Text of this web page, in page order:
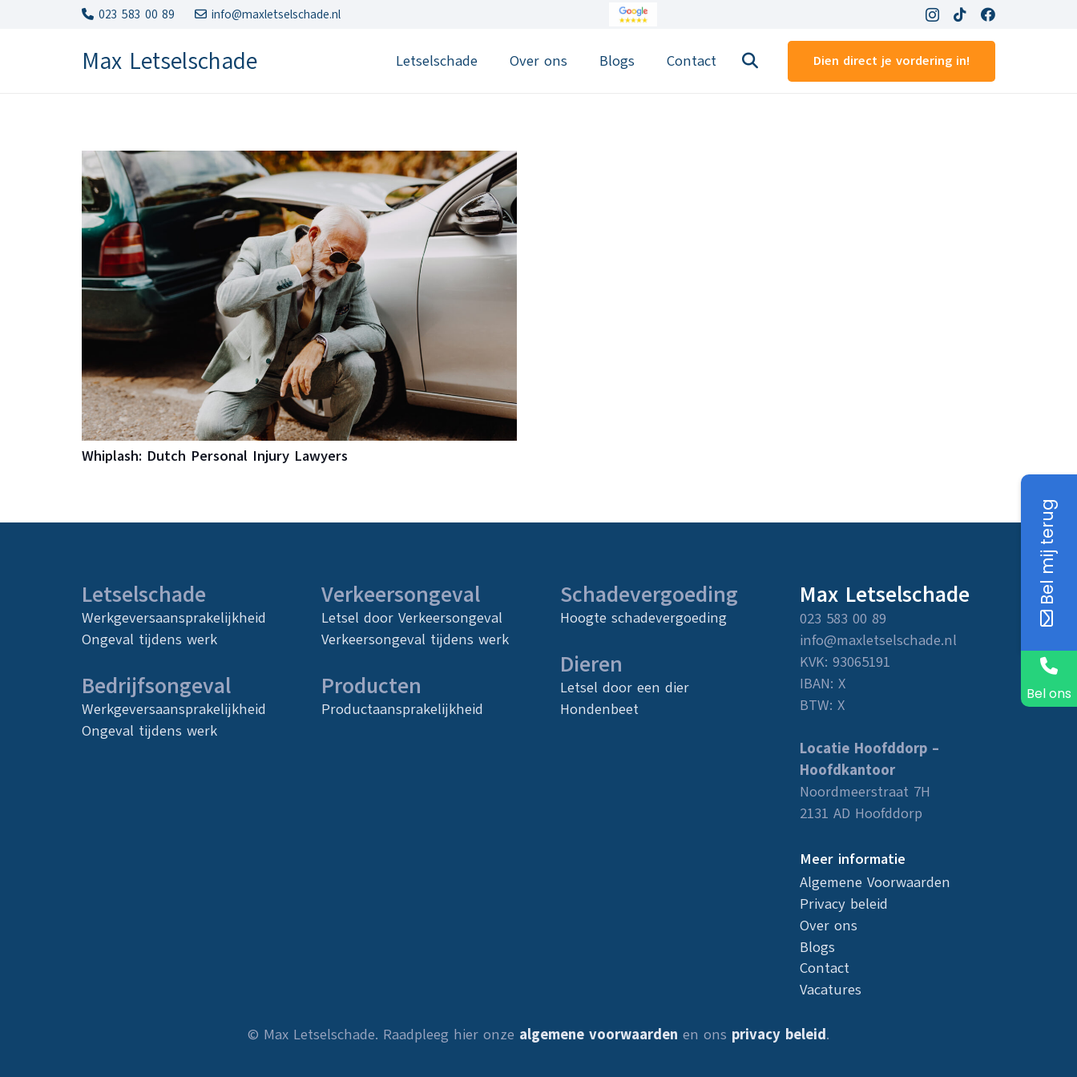
023 583 00 89 info@maxletselschade.nl
Max Letselschade Letselschade Over ons Blogs Contact Dien direct je vordering in!
Whiplash: Dutch Personal Injury Lawyers
Letselschade
Werkgeversaansprakelijkheid
Ongeval tijdens werk
Bedrijfsongeval
Werkgeversaansprakelijkheid
Ongeval tijdens werk
Verkeersongeval
Letsel door Verkeersongeval
Verkeersongeval tijdens werk
Producten
Productaansprakelijkheid
Schadevergoeding
Hoogte schadevergoeding
Dieren
Letsel door een dier
Hondenbeet
Max Letselschade
023 583 00 89
info@maxletselschade.nl
KVK: 93065191
IBAN: X
BTW: X
Locatie Hoofddorp –
Hoofdkantoor
Noordmeerstraat 7H
2131 AD Hoofddorp
Meer informatie
Algemene Voorwaarden
Privacy beleid
Over ons
Blogs
Contact
Vacatures
© Max Letselschade. Raadpleeg hier onze algemene voorwaarden en ons privacy beleid.
Bel mij terug
Bel ons